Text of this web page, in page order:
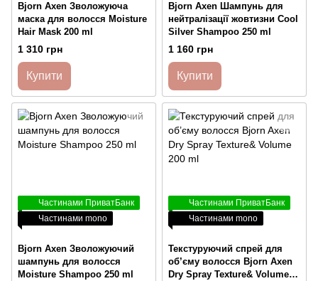
Bjorn Axen Зволожуюча
маска для волосся Moisture
Hair Mask 200 ml
1 310 грн
Купити
Bjorn Axen Шампунь для
нейтралізації жовтизни Cool
Silver Shampoo 250 ml
1 160 грн
Купити
Частинами ПриватБанк
Частинами mono
Bjorn Axen Зволожуючий
шампунь для волосся
Moisture Shampoo 250 ml
Частинами ПриватБанк
Частинами mono
Текстуруючий спрей для
об’єму волосся Bjorn Axen
Dry Spray Texture& Volume